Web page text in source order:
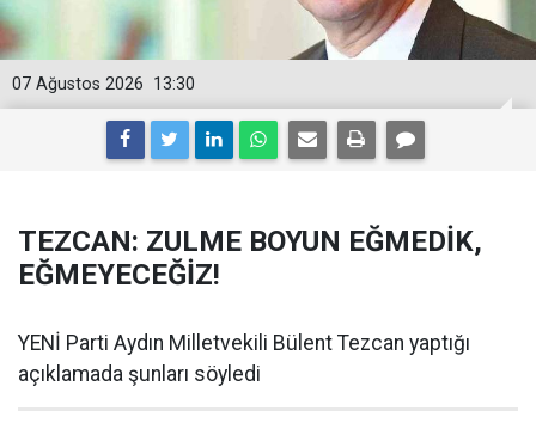
13:30
07 Ağustos 2026
TEZCAN: ZULME BOYUN EĞMEDİK,
EĞMEYECEĞİZ!
YENİ Parti Aydın Milletvekili Bülent Tezcan yaptığı
açıklamada şunları söyledi